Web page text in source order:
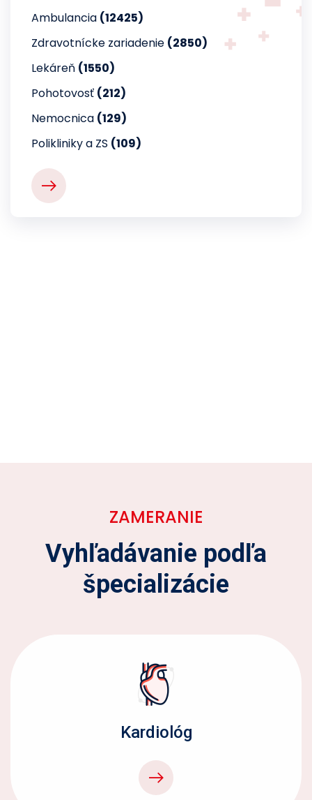
Ambulancia (12425)
Zdravotnícke zariadenie (2850)
Lekáreň (1550)
Pohotovosť (212)
Nemocnica (129)
Polikliniky a ZS (109)
ZAMERANIE
Vyhľadávanie podľa
špecializácie
Kardiológ